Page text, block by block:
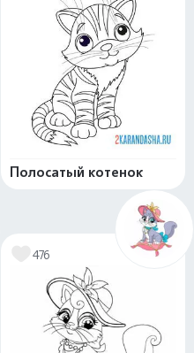
Полосатый котенок
476